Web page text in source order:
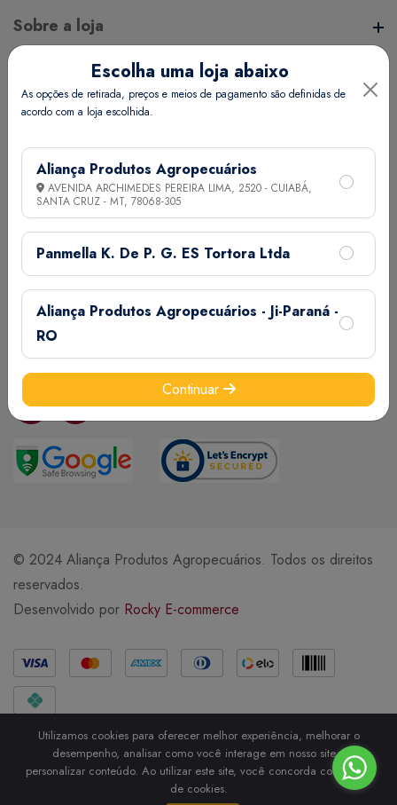
Sobre a loja
A Aliança Distribuidora é referência no mercado de
distribuição comercial, mantendo com seus clientes e
realizando assim uma aliança de sucesso.
Endereço da Loja
, - - - ,
Informações
Termos de Uso
Política de Privacidade
Ajuda
Minha Conta
Meus Pedidos
Meus Favoritos
Email:
© 2024 Aliança Produtos Agropecuários. Todos os direitos
reservados.
Desenvolvido por Rocky E-commerce
Métodos de Pagamento
Escolha uma loja abaixo
As opções de retirada, preços e meios de pagamento são definidas de
acordo com a loja escolhida.
Aliança Produtos Agropecuários
AVENIDA ARCHIMEDES PEREIRA LIMA, 2520 - CUIABÁ,
SANTA CRUZ - MT, 78068-305
Panmella K. De P. G. ES Tortora Ltda
Aliança Produtos Agropecuários - Ji-Paraná -
RO
Continuar
Utilizamos cookies para oferecer melhor experiência, melhorar o
desempenho, analisar como você interage em nosso site e
personalizar conteúdo. Ao utilizar este site, você concorda com o uso
de cookies.